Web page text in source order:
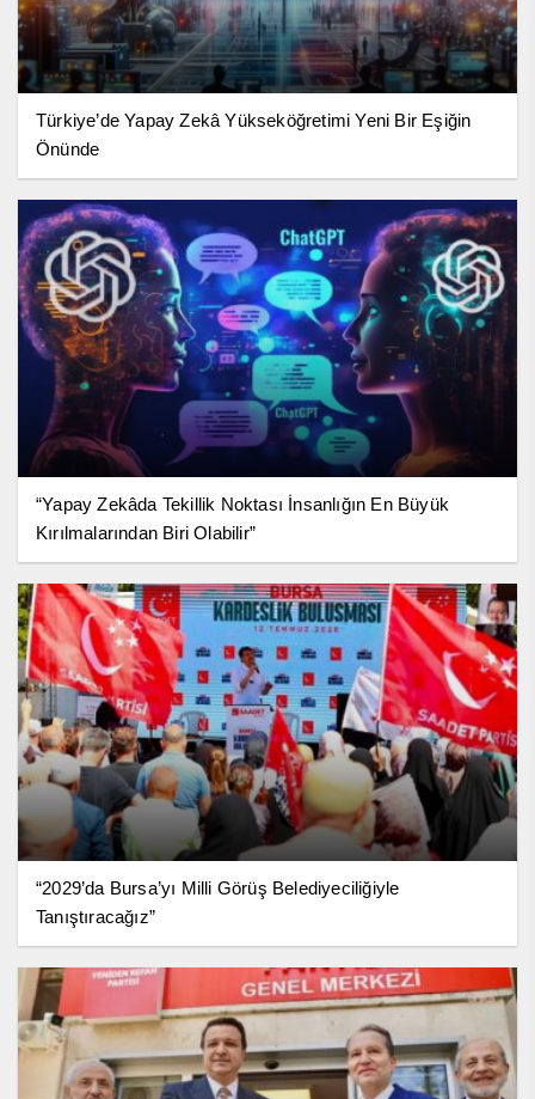
Türkiye’de Yapay Zekâ Yükseköğretimi Yeni Bir Eşiğin
Önünde
“Yapay Zekâda Tekillik Noktası İnsanlığın En Büyük
Kırılmalarından Biri Olabilir”
“2029’da Bursa’yı Milli Görüş Belediyeciliğiyle
Tanıştıracağız”